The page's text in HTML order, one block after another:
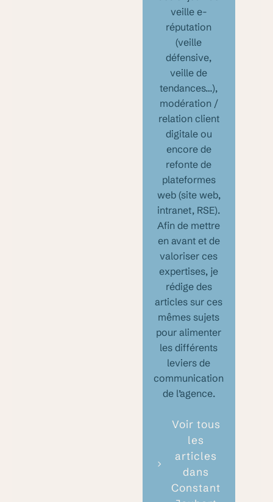
veille e-
réputation
(veille
défensive,
veille de
tendances…),
modération /
relation client
digitale ou
encore de
refonte de
plateformes
web (site web,
intranet, RSE).
Afin de mettre
en avant et de
valoriser ces
expertises, je
rédige des
articles sur ces
mêmes sujets
pour alimenter
les différents
leviers de
communication
de l’agence.
Voir tous
les
articles
dans
Constant